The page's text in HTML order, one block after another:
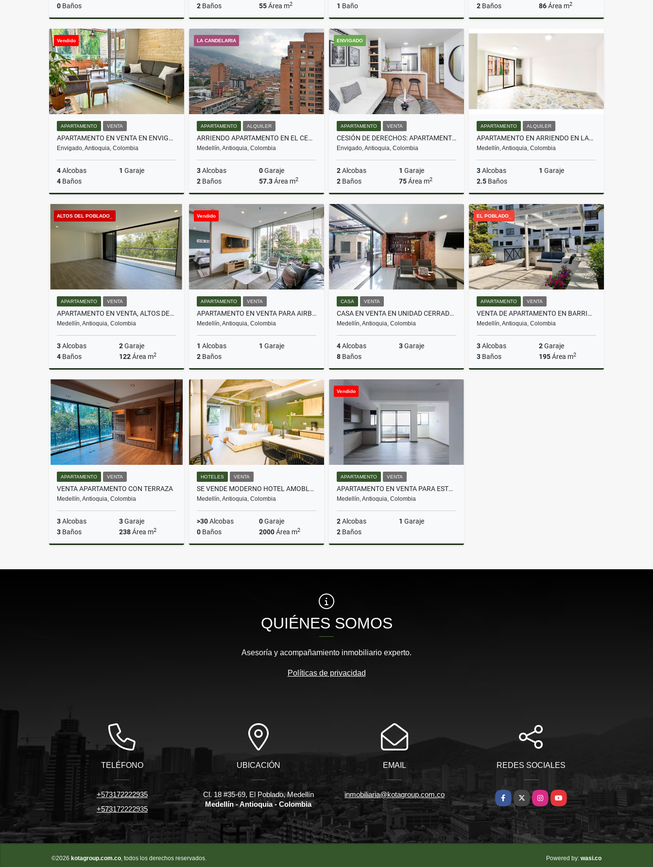
0 Baños
Venta
$1.280.000.000
2 Baños 55Área m2
Venta
$329.000.000
1 Baño
$579.000.000
2 Baños 86Área m2
Venta
$599.000.000
Vendido
APARTAMENTO VENTA
APARTAMENTO EN VENTA EN ENVIGADO LOMA DEL CHOCHO
Envigado, Antioquia, Colombia
4Alcobas 1 Garaje
4 Baños
$950.000.000
LA CANDELARIA
APARTAMENTO ALQUILER
ARRIENDO APARTAMENTO EN EL CENTRO DE MEDELLÍN CON VISTA PANORÁMICA
Medellín, Antioquia, Colombia
3Alcobas 0Garaje
2 Baños 57.3Área m2
Alquiler
ENVIGADO
APARTAMENTO VENTA
CESIÓN DE DERECHOS: APARTAMENTO CON TERRAZA EN CIVITA ENVIGADO
Envigado, Antioquia, Colombia
2Alcobas 1 Garaje
2 Baños 75Área m2
$695.000.000
APARTAMENTO ALQUILER
APARTAMENTO EN ARRIENDO EN LAURELES SEGUNDO PARQUE
Medellín, Antioquia, Colombia
3Alcobas 1 Garaje
2.5 Baños
Alquiler
$4.000.000
ALTOS DEL POBLADO_
APARTAMENTO VENTA
APARTAMENTO EN VENTA, ALTOS DEL POBLADO, MEDELLÍN
Medellín, Antioquia, Colombia
3Alcobas 2Garaje
4 Baños 122Área m2
Venta
$1.470.000.000
Vendido
APARTAMENTO VENTA
APARTAMENTO EN VENTA PARA AIRBNB EN EL POBLADO
Medellín, Antioquia, Colombia
1 Alcobas 1 Garaje
2 Baños
Venta
$620.000.000
CASA VENTA
CASA EN VENTA EN UNIDAD CERRADA EL POBLADO EL TESORO UNIVERSIDAD CES
Medellín, Antioquia, Colombia
4Alcobas 3Garaje
8 Baños
Venta
EL POBLADO_
APARTAMENTO VENTA
VENTA DE APARTAMENTO EN BARRIO LA FLORIDA E POBLADO
Medellín, Antioquia, Colombia
3Alcobas 2Garaje
3 Baños 195Área m2
APARTAMENTO VENTA
VENTA APARTAMENTO CON TERRAZA
Medellín, Antioquia, Colombia
3Alcobas 3Garaje
3 Baños 238Área m2
$2.600.000.000
HOTELES VENTA
SE VENDE MODERNO HOTEL AMOBLADO EN LAURELES
Medellín, Antioquia, Colombia
>30Alcobas 0Garaje
0 Baños 2000Área m2
$12.700.000.000
Vendido
APARTAMENTO VENTA
APARTAMENTO EN VENTA PARA ESTRENAR LAS PALMAS EL POBLADO
Medellín, Antioquia, Colombia
2Alcobas 1 Garaje
2 Baños
$580.000.000
QUIÉNES SOMOS
Asesoría y acompañamiento inmobiliario experto.
Políticas de privacidad
TELÉFONO
+573172222935
+573172222935
UBICACIÓN
Cl. 18 #35-69, El Poblado, Medellín
Medellín - Antioquia - Colombia
EMAIL
inmobiliaria@kotagroup.com.co
REDES SOCIALES
Facebook
X InstagramYouTube
©2026 kotagroup.com.co, todos los derechos reservados. Powered by: wasi.co